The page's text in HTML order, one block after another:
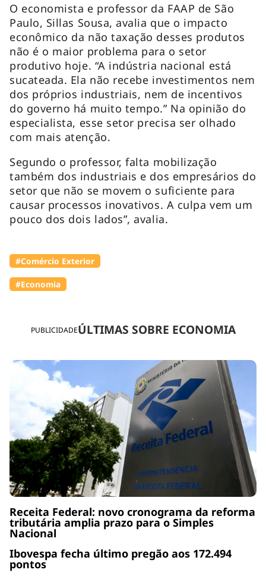
PUBLICIDADEÚLTIMAS SOBRE ECONOMIA
Receita Federal: novo cronograma da reforma
tributária amplia prazo para o Simples
Nacional
Ibovespa fecha último pregão aos 172.494
pontos
O economista e professor da FAAP de São
Paulo, Sillas Sousa, avalia que o impacto
econômico da não taxação desses produtos
não é o maior problema para o setor
produtivo hoje. “A indústria nacional está
sucateada. Ela não recebe investimentos nem
dos próprios industriais, nem de incentivos
do governo há muito tempo.” Na opinião do
especialista, esse setor precisa ser olhado
com mais atenção.
Segundo o professor, falta mobilização
também dos industriais e dos empresários do
setor que não se movem o suficiente para
causar processos inovativos. A culpa vem um
pouco dos dois lados”, avalia.
#Comércio Exterior
#Economia